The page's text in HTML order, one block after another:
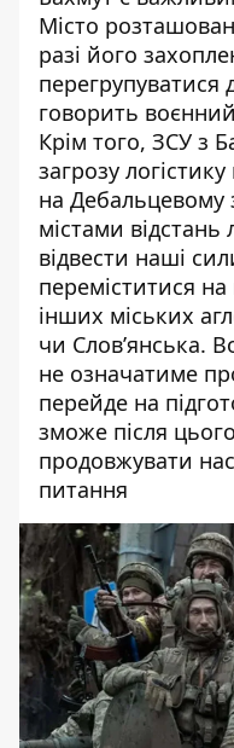
Місто
разі його
перегрупуватися
говорить
Крім того, ЗСУ з
загрозу
на Дебальцевому
містами
відвести наші
переміститися
інших міських
чи Слов’янська.
не означатиме
перейде на
зможе після
продовжувати
питання